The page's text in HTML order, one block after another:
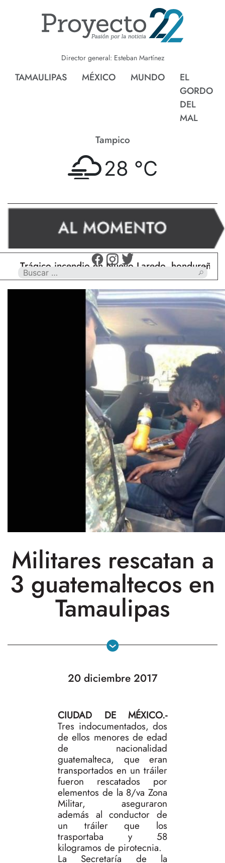
Director general: Esteban Martínez
TAMAULIPAS MÉXICO MUNDO
EL
GORDO
DEL
MAL
Tampico
28 °C
incendio en Nuevo Laredo, hondureño
Militares rescatan a
3 guatemaltecos en
Tamaulipas
20 diciembre 2017
CIUDAD DE MÉXICO.-
Tres indocumentados, dos
de ellos menores de edad
de nacionalidad
guatemalteca, que eran
transportados en un tráiler
fueron rescatados por
elementos de la 8/va Zona
Militar, aseguraron
además al conductor de
un tráiler que los
trasportaba y 58
kilogramos de pirotecnia.
La Secretaría de la